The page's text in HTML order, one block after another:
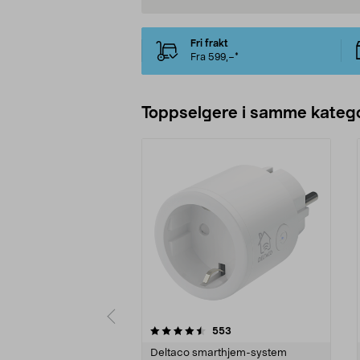
Fri frakt
Fra 599,–*
Toppselgere i samme
553
Deltaco smarthjem-system
4.5 av 5 stjerner